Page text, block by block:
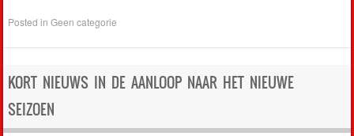
Posted inGeen categorie
KORT NIEUWS IN DE AANLOOP NAAR HET NIEUWE
SEIZOEN